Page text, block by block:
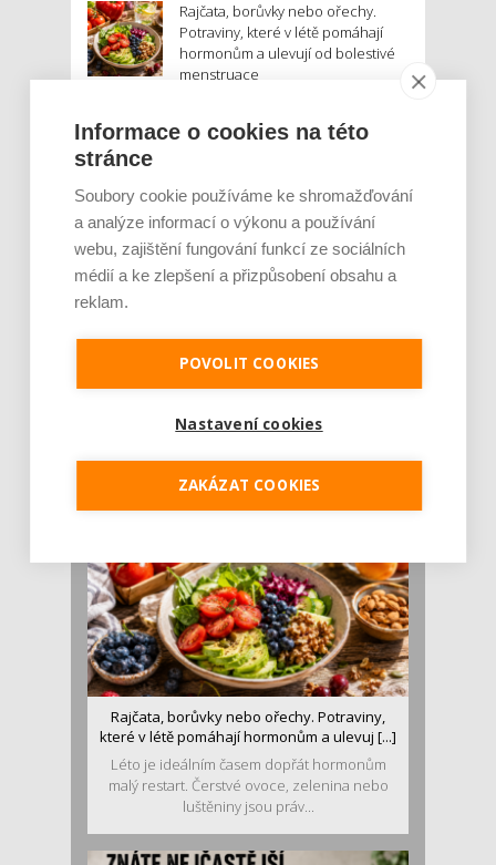
Rajčata, borůvky nebo ořechy.
Potraviny, které v létě pomáhají
hormonům a ulevují od bolestivé
menstruace
Je jen pro sportovce, přiberu po
něm a ve stravě ho mám dostatek.
Český startup Goated prodal za
sedm měsíců 200 tisíc
proteinových drinků. Reaguje na
poptávku po funkčním a čistém
Palubní deska auta se v létě rozpálí
navigace
MOHLO BY VÁS ZAJÍMAT:
Rajčata, borůvky nebo ořechy. Potraviny,
které v létě pomáhají hormonům a ulevuj [...]
Léto je ideálním časem dopřát hormonům
malý restart. Čerstvé ovoce, zelenina nebo
luštěniny jsou práv...
Informace o cookies na této
stránce
Soubory cookie používáme ke shromažďování
a analýze informací o výkonu a používání
webu, zajištění fungování funkcí ze sociálních
médií a ke zlepšení a přizpůsobení obsahu a
reklam.
POVOLIT COOKIES
Nastavení cookies
ZAKÁZAT COOKIES